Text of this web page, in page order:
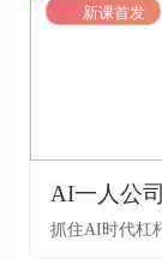
新课首发
AI一人公
抓住AI时代杠